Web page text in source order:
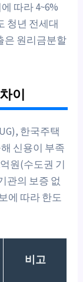
따라 4~6%
청년 전세대
은 원리금분할
이
한국주택
신용이 부족
원(수도권 기
관의 보증 없
에 따라 한도
비고